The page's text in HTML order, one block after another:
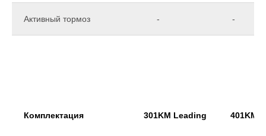
Активный тормоз - -
Комплектация 301KM Leading 401KM